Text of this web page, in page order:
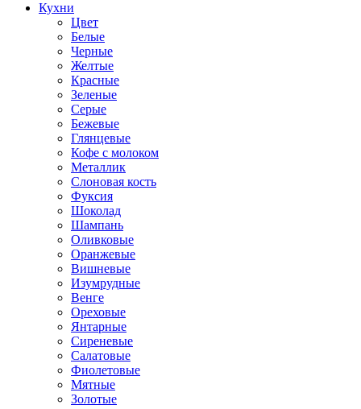
Кухни
Цвет
Белые
Черные
Желтые
Красные
Зеленые
Серые
Бежевые
Глянцевые
Кофе с молоком
Металлик
Слоновая кость
Фуксия
Шоколад
Шампань
Оливковые
Оранжевые
Вишневые
Изумрудные
Венге
Ореховые
Янтарные
Сиреневые
Салатовые
Фиолетовые
Мятные
Золотые